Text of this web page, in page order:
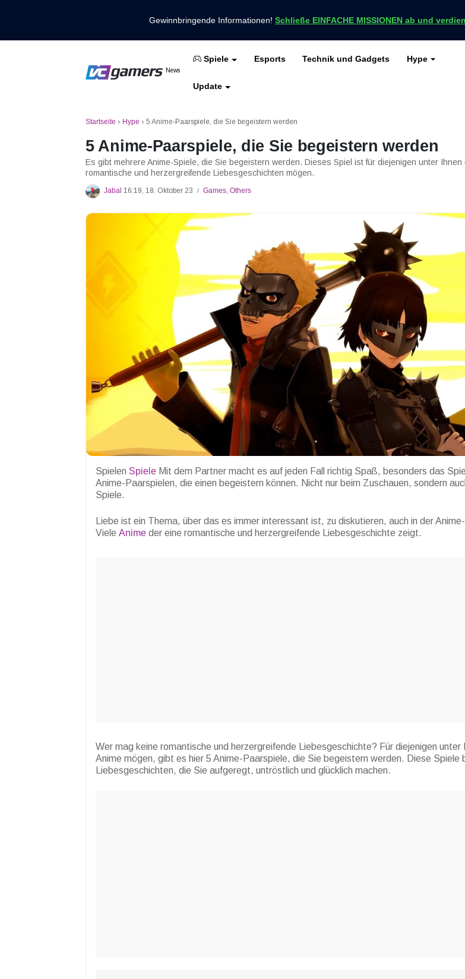
Gewinnbringende Informationen! Schließe EINFACHE MISSIONEN ab und
VCGamers-Neuigkeiten
News
Holen Sie sich die neuesten Spielnachrichten nur bei VCGamers
Spiele Esports Technik und Gadgets Hype
Update
Freies Feuer
Startseite › Hype › 5 Anime-Paarspiele, die Sie begeistern werden
5 Anime-Paarspiele, die Sie begeistern werden
Es gibt mehrere Anime-Spiele, die Sie begeistern werden. Dieses Spiel ist für diejenigen unter Ihnen
romantische und herzergreifende Liebesgeschichten mögen.
Jabal 16:19, 18. Oktober 23 / Games, Others
Spielen Spiele Mit dem Partner macht es auf jeden Fall richtig Spaß, besonders das
Anime-Paarspielen, die einen begeistern können. Nicht nur beim Zuschauen, sondern
Spiele.
Liebe ist ein Thema, über das es immer interessant ist, zu diskutieren, auch in der
Viele Anime der eine romantische und herzergreifende Liebesgeschichte zeigt.
Wer mag keine romantische und herzergreifende Liebesgeschichte? Für diejenigen unter
Anime mögen, gibt es hier 5 Anime-Paarspiele, die Sie begeistern werden. Diese Spiele
Liebesgeschichten, die Sie aufgeregt, untröstlich und glücklich machen.